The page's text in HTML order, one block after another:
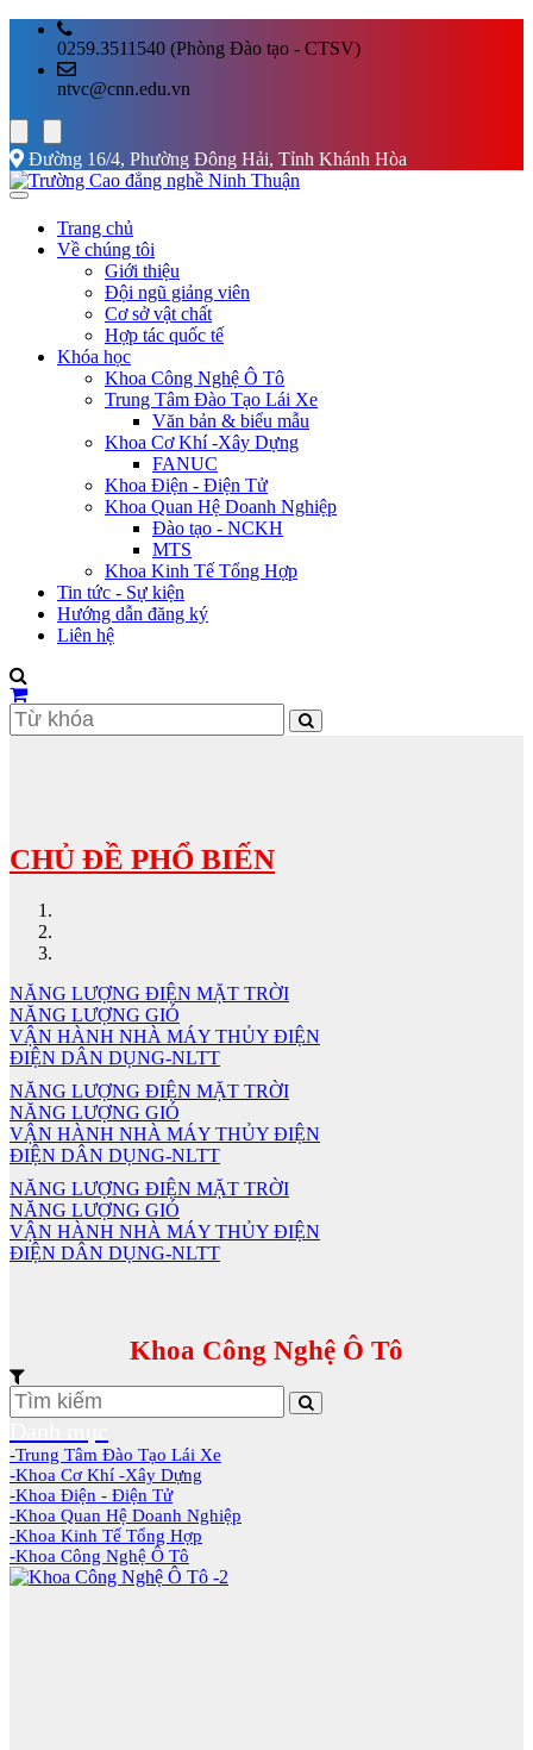
0259.3511540 (Phòng Đào tạo - CTSV)
ntvc@cnn.edu.vn
Đường 16/4, Phường Đông Hải, Tỉnh Khánh Hòa
Trang chủ
Về chúng tôi
Giới thiệu
Đội ngũ giảng viên
Cơ sở vật chất
Hợp tác quốc tế
Khóa học
Khoa Công Nghệ Ô Tô
Trung Tâm Đào Tạo Lái Xe
Văn bản & biểu mẫu
Khoa Cơ Khí -Xây Dựng
FANUC
Khoa Điện - Điện Tử
Khoa Quan Hệ Doanh Nghiệp
Đào tạo - NCKH
MTS
Khoa Kinh Tế Tổng Hợp
Tin tức - Sự kiện
Hướng dẫn đăng ký
Liên hệ
CHỦ ĐỀ PHỔ BIẾN
NĂNG LƯỢNG ĐIỆN MẶT TRỜI
NĂNG LƯỢNG GIÓ
VẬN HÀNH NHÀ MÁY THỦY ĐIỆN
ĐIỆN DÂN DỤNG-NLTT
NĂNG LƯỢNG ĐIỆN MẶT TRỜI
NĂNG LƯỢNG GIÓ
VẬN HÀNH NHÀ MÁY THỦY ĐIỆN
ĐIỆN DÂN DỤNG-NLTT
NĂNG LƯỢNG ĐIỆN MẶT TRỜI
NĂNG LƯỢNG GIÓ
VẬN HÀNH NHÀ MÁY THỦY ĐIỆN
ĐIỆN DÂN DỤNG-NLTT
Khoa Công Nghệ Ô Tô
-Trung Tâm Đào Tạo Lái Xe
-Khoa Cơ Khí -Xây Dựng
-Khoa Điện - Điện Tử
-Khoa Quan Hệ Doanh Nghiệp
-Khoa Kinh Tế Tổng Hợp
-Khoa Công Nghệ Ô Tô